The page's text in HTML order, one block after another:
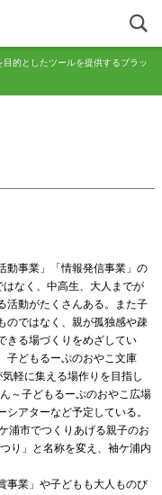
的としたツールを提供するプラッ
動事業」「情報発信事業」の
はなく、中高生、大人までが
活動がたくさんある。また子
のではなく、親が孤独感や疎
きる場づくりをめざしてい
子どもるーぷのおやこ文庫
軽に集える場作りを目指し
～子どもるーぷのおやこ広場
アターなど予定している。
浦市でつくりあげる親子のお
り」と名称を変え、袖ケ浦内
事業」や子どもも大人ものび